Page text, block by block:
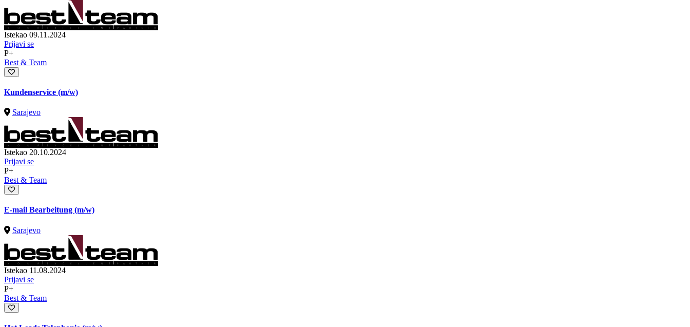
Istekao 09.11.2024
Prijavi se
P+
Best & Team
Kundenservice (m/w)
Sarajevo
Istekao 20.10.2024
Prijavi se
P+
Best & Team
E-mail Bearbeitung (m/w)
Sarajevo
Istekao 11.08.2024
Prijavi se
P+
Best & Team